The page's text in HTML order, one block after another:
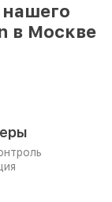
в Москве